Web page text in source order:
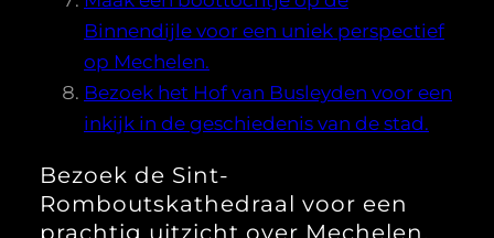
Binnendijle voor een uniek perspectief
op Mechelen.
Bezoek het Hof van Busleyden voor een
inkijk in de geschiedenis van de stad.
Bezoek de Sint-
Romboutskathedraal voor een
prachtig uitzicht over Mechelen.